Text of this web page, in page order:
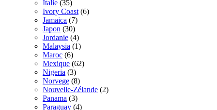
Italie (35)
Ivory Coast (6)
Jamaica (7)
Japon (30)
Jordanie (4)
Malaysia (1)
Maroc (6)
Mexique (62)
Nigeria (3)
Norvege (8)
Nouvelle-Zélande (2)
Panama (3)
Paraguay (4)